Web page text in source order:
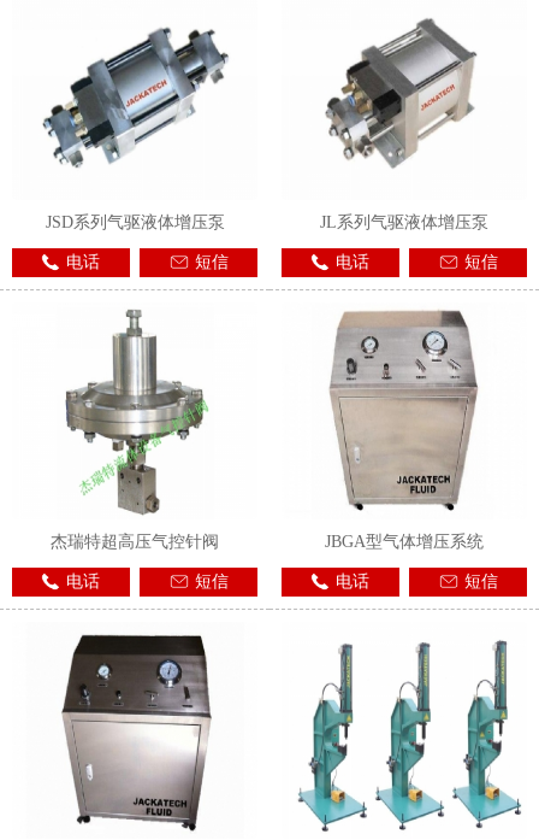
JSD系列气驱液体增压泵
电话 短信
JL系列气驱液体增压泵
电话 短信
杰瑞特超高压气控针阀
电话 短信
JBGA型气体增压系统
电话 短信